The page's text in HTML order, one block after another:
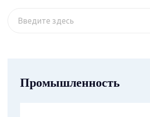
Промышленность